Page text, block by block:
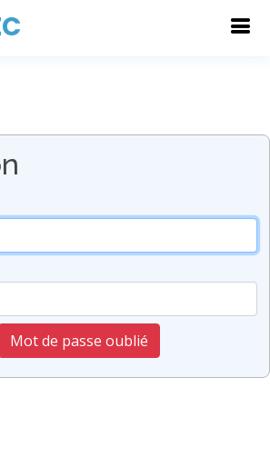
Mot de passe oublié